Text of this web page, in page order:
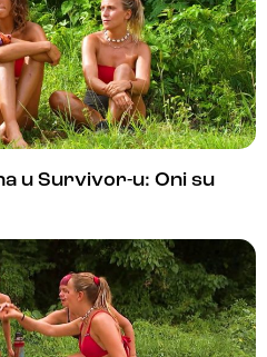
u Survivor-u: Oni su